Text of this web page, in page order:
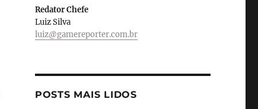
Redator Chefe
Luiz Silva
luiz@gamereporter.com.br
POSTS MAIS LIDOS